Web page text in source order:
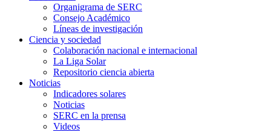
Organigrama de SERC
Consejo Académico
Líneas de investigación
Ciencia y sociedad
Colaboración nacional e internacional
La Liga Solar
Repositorio ciencia abierta
Noticias
Indicadores solares
Noticias
SERC en la prensa
Videos